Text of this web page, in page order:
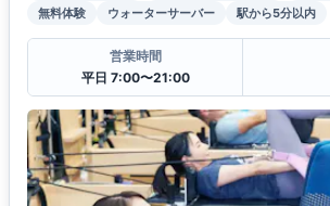
無料体験
ウォーターサーバー 駅から5分以内
営業時間
平日 7:00〜21:00